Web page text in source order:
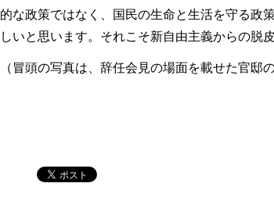
的な政策ではなく、国民の生命と生活を守る政
しいと思います。それこそ新自由主義からの脱皮
（冒頭の写真は、辞任会見の場面を載せた官邸の